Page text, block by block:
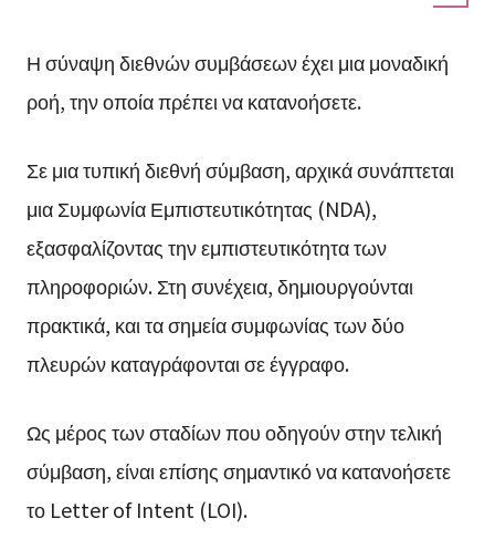
Η σύναψη διεθνών συμβάσεων έχει μια μοναδική
ροή, την οποία πρέπει να κατανοήσετε.
Σε μια τυπική διεθνή σύμβαση, αρχικά συνάπτεται
μια Συμφωνία Εμπιστευτικότητας (NDA),
εξασφαλίζοντας την εμπιστευτικότητα των
πληροφοριών. Στη συνέχεια, δημιουργούνται
πρακτικά, και τα σημεία συμφωνίας των δύο
πλευρών καταγράφονται σε έγγραφο.
Ως μέρος των σταδίων που οδηγούν στην τελική
σύμβαση, είναι επίσης σημαντικό να κατανοήσετε
το Letter of Intent (LOI).